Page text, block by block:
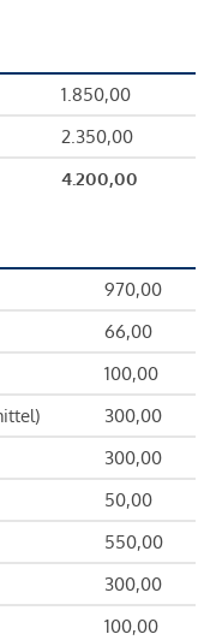
1.850,00
2.350,00
4.200,00
970,00
66,00
100,00
300,00
300,00
50,00
550,00
300,00
100,00